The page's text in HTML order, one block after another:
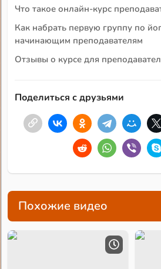
Что такое онлайн-курс
Как набрать первую группу по
начинающим преподавателям
Отзывы о курсе для
Поделиться с друзьями
Похожие видео